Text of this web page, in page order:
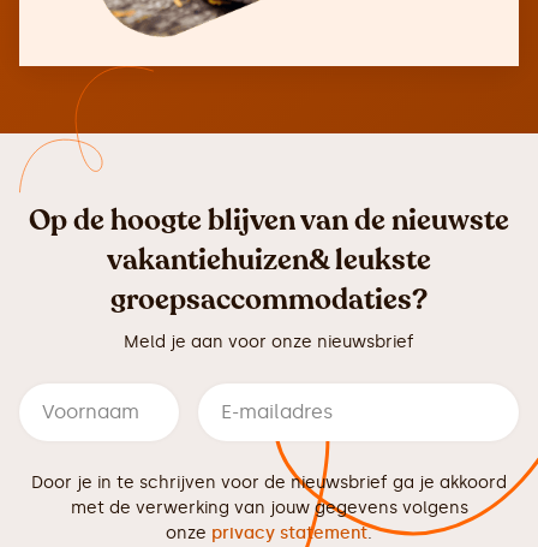
Op de hoogte blijven van de nieuwste
vakantiehuizen& leukste
groepsaccommodaties?
Meld je aan voor onze nieuwsbrief
Door je in te schrijven voor de nieuwsbrief ga je akkoord
met de verwerking van jouw gegevens volgens
onze privacy statement.